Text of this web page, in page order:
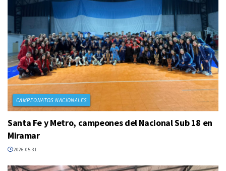
CAMPEONATOS NACIONALES
Santa Fe y Metro, campeones del Nacional Sub 18 en
Miramar
2026-05-31